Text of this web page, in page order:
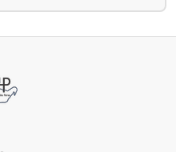
و مابقی کار ها تحت برند